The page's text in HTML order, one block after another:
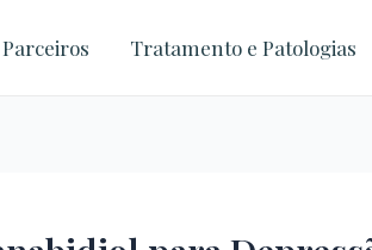
Tratamento e Patologias